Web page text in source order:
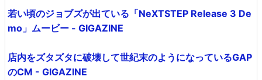
若い頃のジョブズが出ている「NeXTSTEP Release 3 De
mo」ムービー - GIGAZINE
店内をズタズタに破壊して世紀末のようになっているGAP
のCM - GIGAZINE